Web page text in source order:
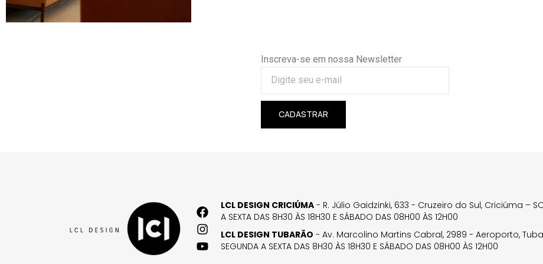
Inscreva-se em nossa Newsletter
CADASTRAR
LCL DESIGN CRICIÚMA - R. Júlio Gaidzinki, 633 - Cruzeiro do Sul, Criciúma –
A SEXTA DAS 8H30 ÀS 18H30 E SÁBADO DAS 08H00 ÀS 12H00
LCL DESIGN TUBARÃO - Av. Marcolino Martins Cabral, 2989 - Aeroporto,
SEGUNDA A SEXTA DAS 8H30 ÀS 18H30 E SÁBADO DAS 08H00 ÀS 12H00